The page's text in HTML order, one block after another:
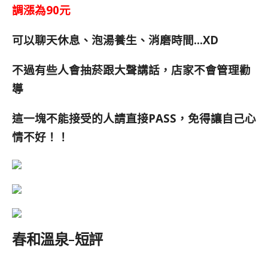
調漲為90元
可以聊天休息、泡湯養生、消磨時間…XD
不過有些人會抽菸跟大聲講話，店家不會管理勸
導
這一塊不能接受的人請直接PASS，免得讓自己心
情不好！！
春和溫泉-短評